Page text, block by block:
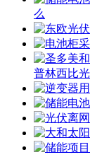
么
普林西比